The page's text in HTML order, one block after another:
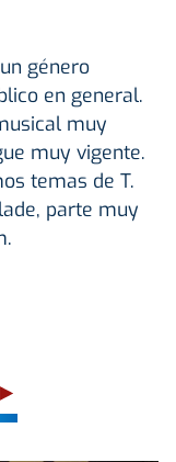
género
en general.
muy
muy vigente.
temas de T.
parte muy